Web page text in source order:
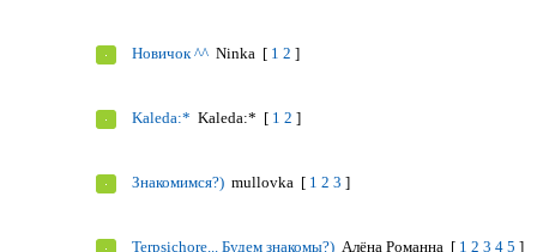
Новичок ^^ Ninka [ 1 2 ]
Kaleda:* Kaleda:* [ 1 2 ]
Знакомимся?) mullovka [ 1 2 3 ]
Terpsichore... Будем знакомы?) Алёна Романна [ 1 2 3 4 5 ]